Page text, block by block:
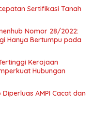
Sertifikasi Tanah
Nomor 28/2022:
Hanya Bertumpu pada
Kerajaan
Hubungan
AMPI Cacat dan